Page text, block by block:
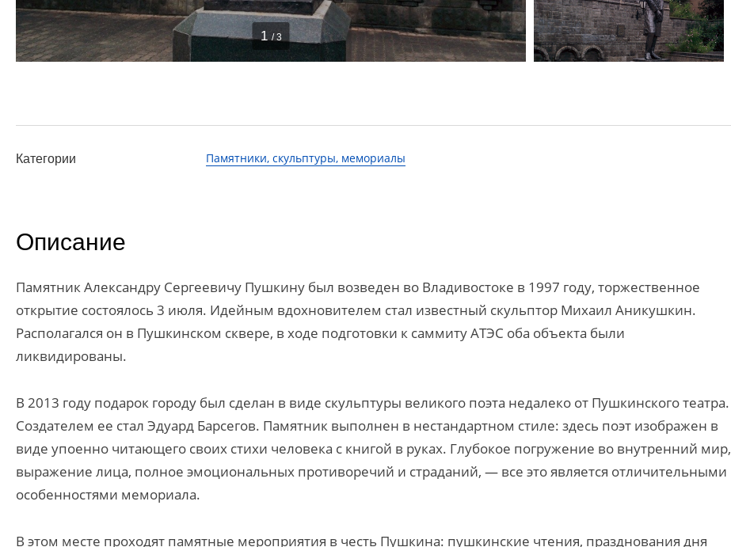
1 / 3
Категории Памятники, скульптуры, мемориалы
Описание
Памятник Александру Сергеевичу Пушкину был возведен во Владивостоке в 1997 году, торжественное
открытие состоялось 3 июля. Идейным вдохновителем стал известный скульптор Михаил Аникушкин.
Располагался он в Пушкинском сквере, в ходе подготовки к саммиту АТЭС оба объекта были
ликвидированы.
В 2013 году подарок городу был сделан в виде скульптуры великого поэта недалеко от Пушкинского театра.
Создателем ее стал Эдуард Барсегов. Памятник выполнен в нестандартном стиле: здесь поэт изображен в
виде упоенно читающего своих стихи человека с книгой в руках. Глубокое погружение во внутренний мир,
выражение лица, полное эмоциональных противоречий и страданий, — все это является отличительными
особенностями мемориала.
В этом месте проходят памятные мероприятия в честь Пушкина: пушкинские чтения, празднования дня